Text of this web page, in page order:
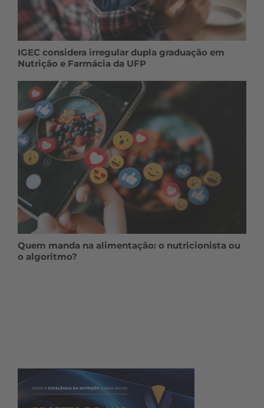
IGEC considera irregular dupla graduação em
Nutrição e Farmácia da UFP
Quem manda na alimentação: o nutricionista ou
o algoritmo?